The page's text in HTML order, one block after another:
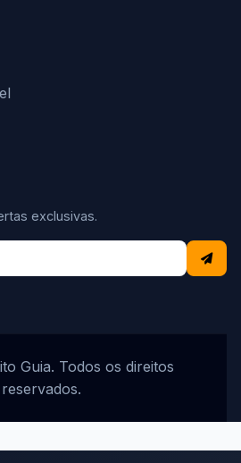
exclusivas.
Guia. Todos os direitos
reservados.